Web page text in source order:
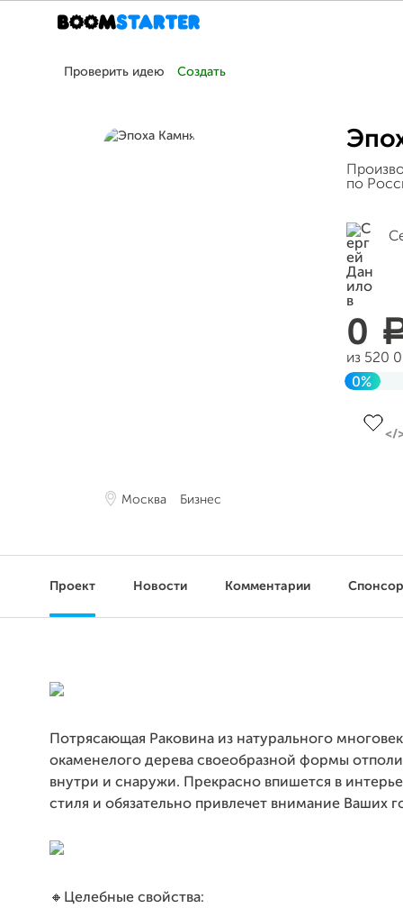
Проверить идею Создать
Москва Бизнес
по
0
из 520
0%
Проект Новости Комментарии
Потрясающая Раковина из натурального
окаменелого дерева своеобразной формы
внутри и снаружи. Прекрасно впишется в
стиля и обязательно привлечет внимание Ваших
🔸Целебные свойства: